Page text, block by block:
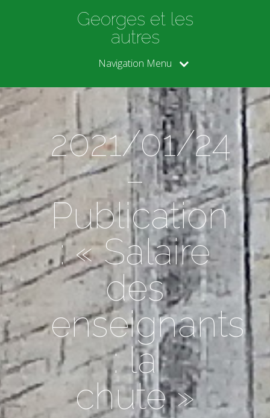
Georges et les
autres
Navigation Menu
2021/01/24
–
Publication
: « Salaire
des
enseignants
: la
chute »